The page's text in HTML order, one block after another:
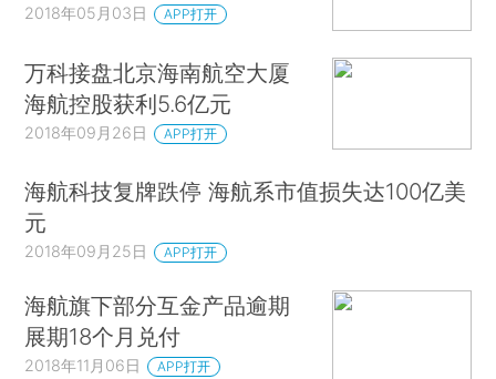
2018年05月03日 APP打开
万科接盘北京海南航空大厦
海航控股获利5.6亿元
2018年09月26日 APP打开
海航科技复牌跌停 海航系市值损失达100亿美
元
2018年09月25日 APP打开
海航旗下部分互金产品逾期
展期18个月兑付
2018年11月06日 APP打开